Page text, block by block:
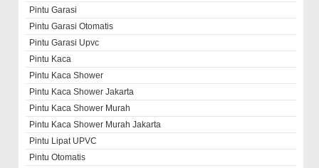
Pintu Garasi
Pintu Garasi Otomatis
Pintu Garasi Upvc
Pintu Kaca
Pintu Kaca Shower
Pintu Kaca Shower Jakarta
Pintu Kaca Shower Murah
Pintu Kaca Shower Murah Jakarta
Pintu Lipat UPVC
Pintu Otomatis